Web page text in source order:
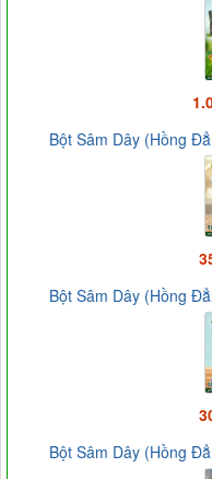
Bột Sâm Dây (Hồng
Bột Sâm Dây (Hồng
Bột Sâm Dây (Hồng